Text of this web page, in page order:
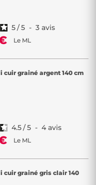
5/5 - 3 avis
Le ML
cuir grainé argent 140 cm
4.5/5 - 4 avis
Le ML
cuir grainé gris clair 140